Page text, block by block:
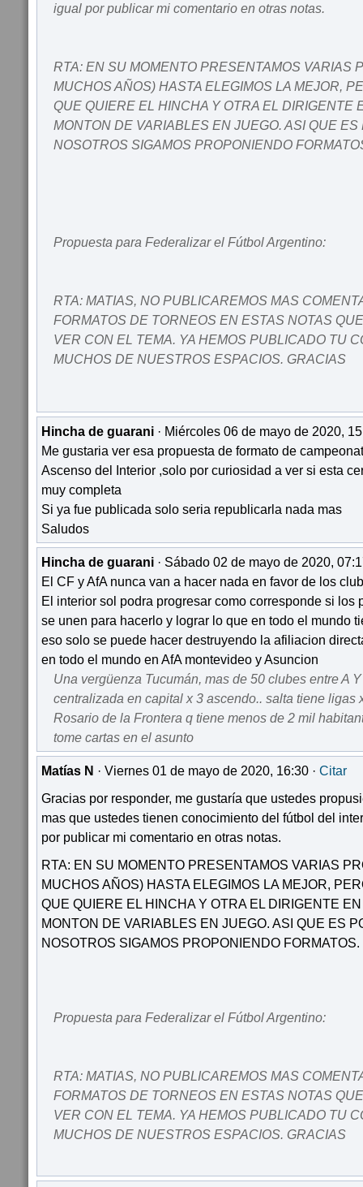
igual por publicar mi comentario en otras notas.
RTA: EN SU MOMENTO PRESENTAMOS VARIAS
MUCHOS AÑOS) HASTA ELEGIMOS LA MEJOR,
QUE QUIERE EL HINCHA Y OTRA EL DIRIGENTE
MONTON DE VARIABLES EN JUEGO. ASI QUE ES
NOSOTROS SIGAMOS PROPONIENDO
Propuesta para Federalizar el Fútbol Argentino:
RTA: MATIAS, NO PUBLICAREMOS MAS
FORMATOS DE TORNEOS EN ESTAS NOTAS
VER CON EL TEMA. YA HEMOS PUBLICADO TU
MUCHOS DE NUESTROS ESPACIOS. GRACIAS
Hincha de guarani · Miércoles 06 de mayo de 2020,
Me gustaria ver esa propuesta de formato de
Ascenso del Interior ,solo por curiosidad a ver si esta
muy completa
Si ya fue publicada solo seria republicarla nada mas
Saludos
Hincha de guarani · Sábado 02 de mayo de 2020,
El CF y AfA nunca van a hacer nada en favor de los
El interior sol podra progresar como corresponde si los
se unen para hacerlo y lograr lo que en todo el mundo
eso solo se puede hacer destruyendo la afiliacion
en todo el mundo en AfA montevideo y Asuncion
Una vergüenza Tucumán, mas de 50 clubes entre A
centralizada en capital x 3 ascendo.. salta tiene ligas
Rosario de la Frontera q tiene menos de 2 mil
tome cartas en el asunto
Matías N · Viernes 01 de mayo de 2020, 16:30 · Citar
Gracias por responder, me gustaría que ustedes
mas que ustedes tienen conocimiento del fútbol del
por publicar mi comentario en otras notas.
RTA: EN SU MOMENTO PRESENTAMOS VARIAS
MUCHOS AÑOS) HASTA ELEGIMOS LA MEJOR,
QUE QUIERE EL HINCHA Y OTRA EL DIRIGENTE
MONTON DE VARIABLES EN JUEGO. ASI QUE ES
NOSOTROS SIGAMOS PROPONIENDO
Propuesta para Federalizar el Fútbol Argentino:
RTA: MATIAS, NO PUBLICAREMOS MAS
FORMATOS DE TORNEOS EN ESTAS NOTAS
VER CON EL TEMA. YA HEMOS PUBLICADO TU
MUCHOS DE NUESTROS ESPACIOS. GRACIAS